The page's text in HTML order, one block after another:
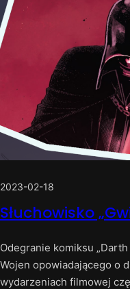
2023-02-18
Słuchowisko
Odegranie komiksu
Wojen opowiadającego o
wydarzeniach filmowej